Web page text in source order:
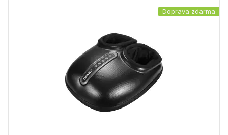
Doprava zdarma